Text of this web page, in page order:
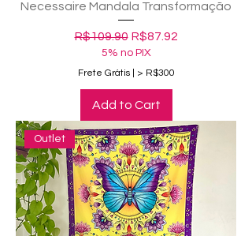
Necessaire Mandala Transformação
Regular Price
R$109.90 Sale Price
R$87.92
5% no PIX
Frete Grátis | > R$300
Add to Cart
Outlet